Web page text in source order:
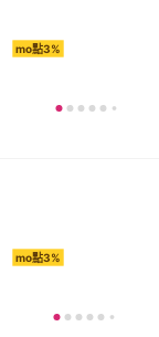
mo點3%
mo點3%